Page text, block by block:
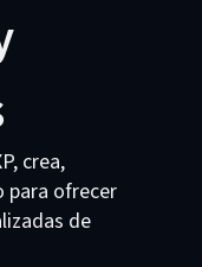
crea,
para ofrecer
de